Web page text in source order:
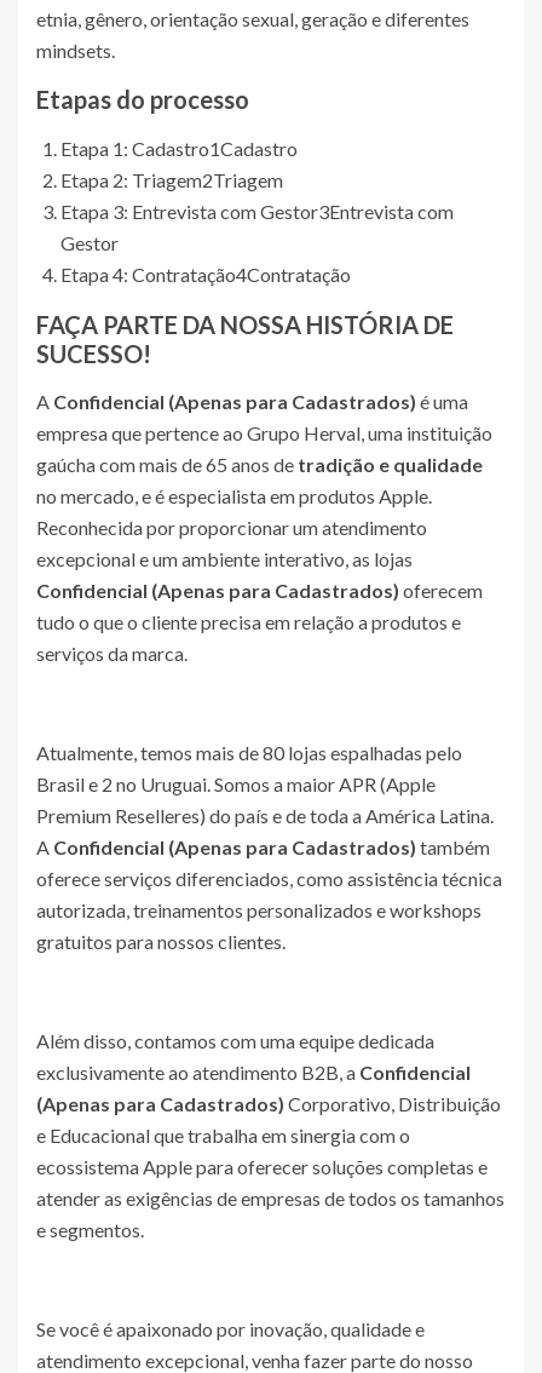
etnia, gênero, orientação sexual, geração e diferentes
mindsets.
Etapas do processo
Etapa 1: Cadastro1Cadastro
Etapa 2: Triagem2Triagem
Etapa 3: Entrevista com Gestor3Entrevista com
Gestor
Etapa 4: Contratação4Contratação
FAÇA PARTE DA NOSSA HISTÓRIA DE
SUCESSO!
A Confidencial (Apenas para Cadastrados) é uma
empresa que pertence ao Grupo Herval, uma instituição
gaúcha com mais de 65 anos de tradição e qualidade
no mercado, e é especialista em produtos Apple.
Reconhecida por proporcionar um atendimento
excepcional e um ambiente interativo, as lojas
Confidencial (Apenas para Cadastrados) oferecem
tudo o que o cliente precisa em relação a produtos e
serviços da marca.
Atualmente, temos mais de 80 lojas espalhadas pelo
Brasil e 2 no Uruguai. Somos a maior APR (Apple
Premium Reselleres) do país e de toda a América Latina.
A Confidencial (Apenas para Cadastrados) também
oferece serviços diferenciados, como assistência técnica
autorizada, treinamentos personalizados e workshops
gratuitos para nossos clientes.
Além disso, contamos com uma equipe dedicada
exclusivamente ao atendimento B2B, a Confidencial
(Apenas para Cadastrados) Corporativo, Distribuição
e Educacional que trabalha em sinergia com o
ecossistema Apple para oferecer soluções completas e
atender as exigências de empresas de todos os tamanhos
e segmentos.
Se você é apaixonado por inovação, qualidade e
atendimento excepcional, venha fazer parte do nosso